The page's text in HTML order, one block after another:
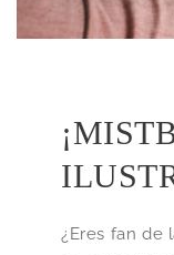
¿Eres fan de